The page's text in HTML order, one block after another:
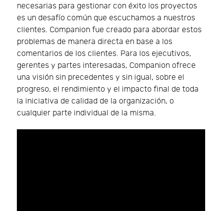
necesarias para gestionar con éxito los proyectos
es un desafío común que escuchamos a nuestros
clientes. Companion fue creado para abordar estos
problemas de manera directa en base a los
comentarios de los clientes. Para los ejecutivos,
gerentes y partes interesadas, Companion ofrece
una visión sin precedentes y sin igual, sobre el
progreso, el rendimiento y el impacto final de toda
la iniciativa de calidad de la organización, o
cualquier parte individual de la misma.